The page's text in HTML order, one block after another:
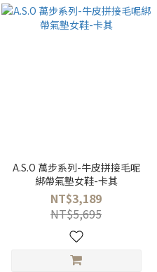
A.S.O 萬步系列-牛皮拼接毛呢
綁帶氣墊女鞋-卡其
NT$3,189
NT$5,695